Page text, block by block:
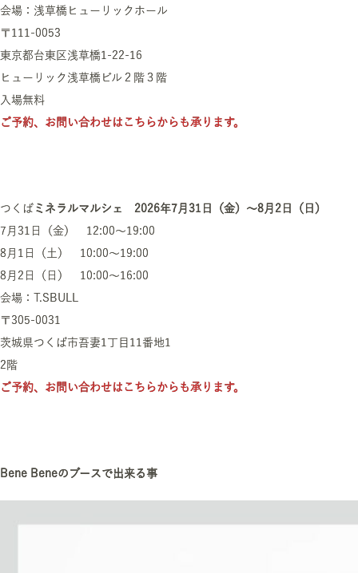
会場： 浅草橋ヒューリックホール
〒111-0053
東京都台東区浅草橋1-22-16
ヒューリック浅草橋ビル２階３階
入場無料
ご予約、お問い合わせはこちらからも承ります。
つくば ミネラルマルシェ 2026年7月31日（金）～8月2日（日）
7月31日（金） 12:00～19:00
8月1日（土） 10:00～19:00
8月2日（日） 10:00～16:00
会場：T.SBULL
〒305-0031
茨城県つくば市吾妻1丁目11番地1
2階
ご予約、お問い合わせはこちらからも承ります。
Bene Beneのブースで出来る事